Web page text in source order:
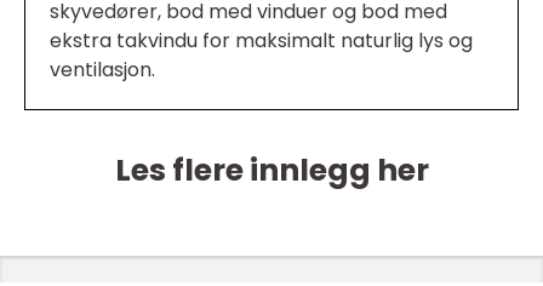
skyvedører, bod med vinduer og bod med
ekstra takvindu for maksimalt naturlig lys og
ventilasjon.
Les flere innlegg her